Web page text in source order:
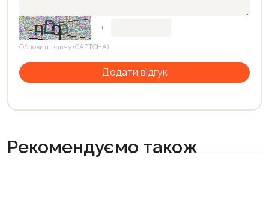
→
Обновить капчу (CAPTCHA)
Рекомендуємо також